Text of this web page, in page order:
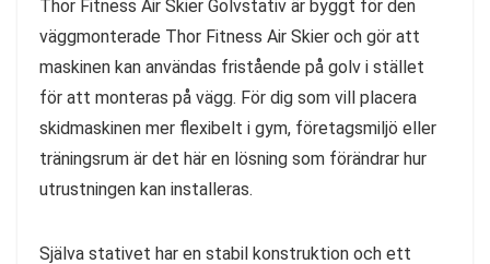
Thor Fitness Air Skier Golvstativ är byggt för den
väggmonterade Thor Fitness Air Skier och gör att
maskinen kan användas fristående på golv i stället
för att monteras på vägg. För dig som vill placera
skidmaskinen mer flexibelt i gym, företagsmiljö eller
träningsrum är det här en lösning som förändrar hur
utrustningen kan installeras.
Själva stativet har en stabil konstruktion och ett